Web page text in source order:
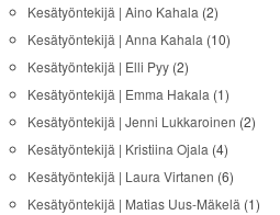
Kesätyöntekijä | Aino Kahala (2)
Kesätyöntekijä | Anna Kahala (10)
Kesätyöntekijä | Elli Pyy(2)
Kesätyöntekijä | Emma Hakala (1)
Kesätyöntekijä | Jenni Lukkaroinen (2)
Kesätyöntekijä | Kristiina Ojala (4)
Kesätyöntekijä | Laura Virtanen (6)
Kesätyöntekijä | Matias Uus-Mäkelä (1)